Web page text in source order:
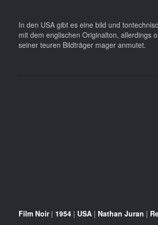
In den USA gibt es eine bild und
mit dem englischen Originalton, allerdings
seiner teuren Bildträger mager anmutet.
Film Noir| 1954 | USA | Nathan Juran |